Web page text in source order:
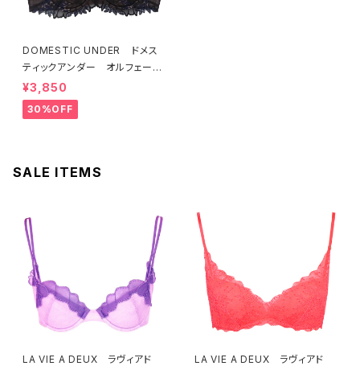
DOMESTIC UNDER ドメス
ティックアンダー オルフェーヴ
ル ブラジャー（ブラック）D225
4 送料無料
¥3,850
30%OFF
SALE ITEMS
LA VIE A DEUX ラヴィアド
LA VIE A DEUX ラヴィアド